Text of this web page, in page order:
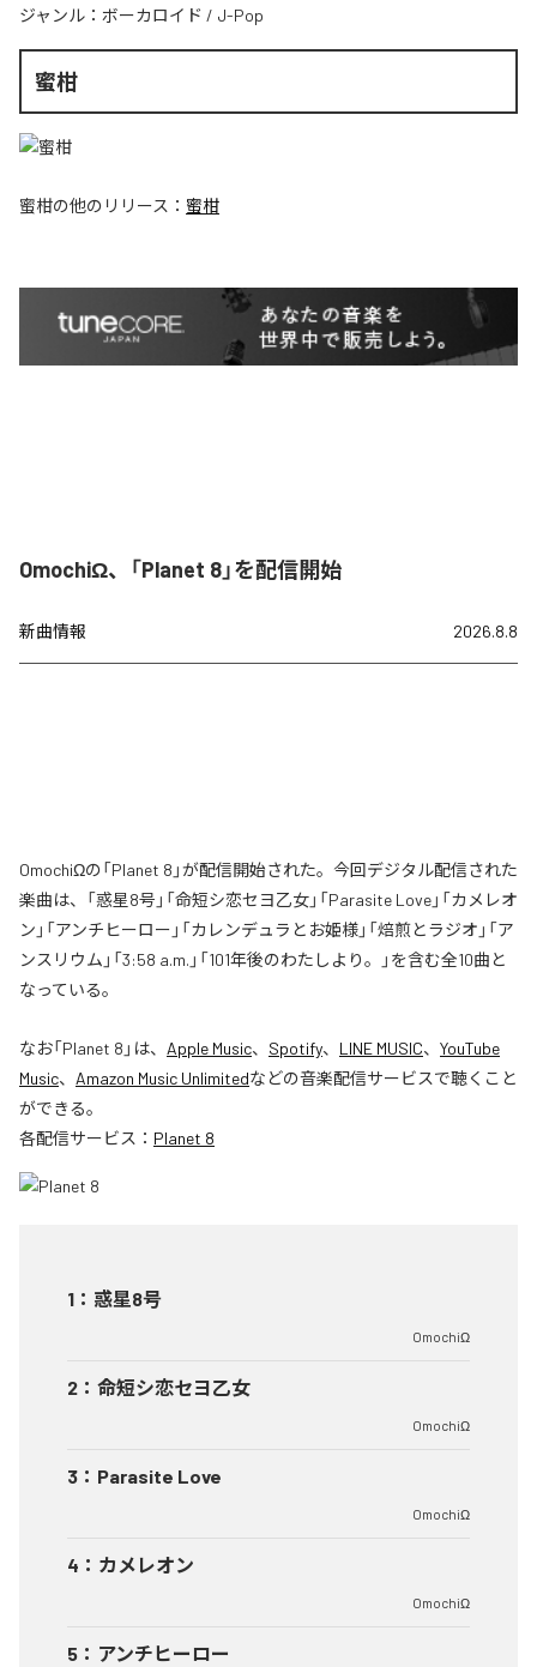
ジャンル： ボーカロイド / J-Pop
蜜柑
蜜柑の他のリリース： 蜜柑
OmochiΩ、「Planet 8」を配信開始
新曲情報 2026.8.8
OmochiΩの「Planet 8」が配信開始された。今回デジタル配信された
楽曲は、「惑星8号」「命短シ恋セヨ乙女」「Parasite Love」「カメレオ
ン」「アンチヒーロー」「カレンデュラとお姫様」「焙煎とラジオ」「ア
ンスリウム」「3:58 a.m.」「101年後のわたしより。」を含む全10曲と
なっている。
なお「Planet 8 」は、 Apple Music、 Spotify、 LINE MUSIC、 YouTube
Music、 Amazon Music Unlimitedなどの音楽配信サービスで聴くこと
ができる。
各配信サービス： Planet 8
1 ： 惑星8号
OmochiΩ
2 ： 命短シ恋セヨ乙女
OmochiΩ
3 ： Parasite Love
OmochiΩ
4 ： カメレオン
OmochiΩ
5 ： アンチヒーロー